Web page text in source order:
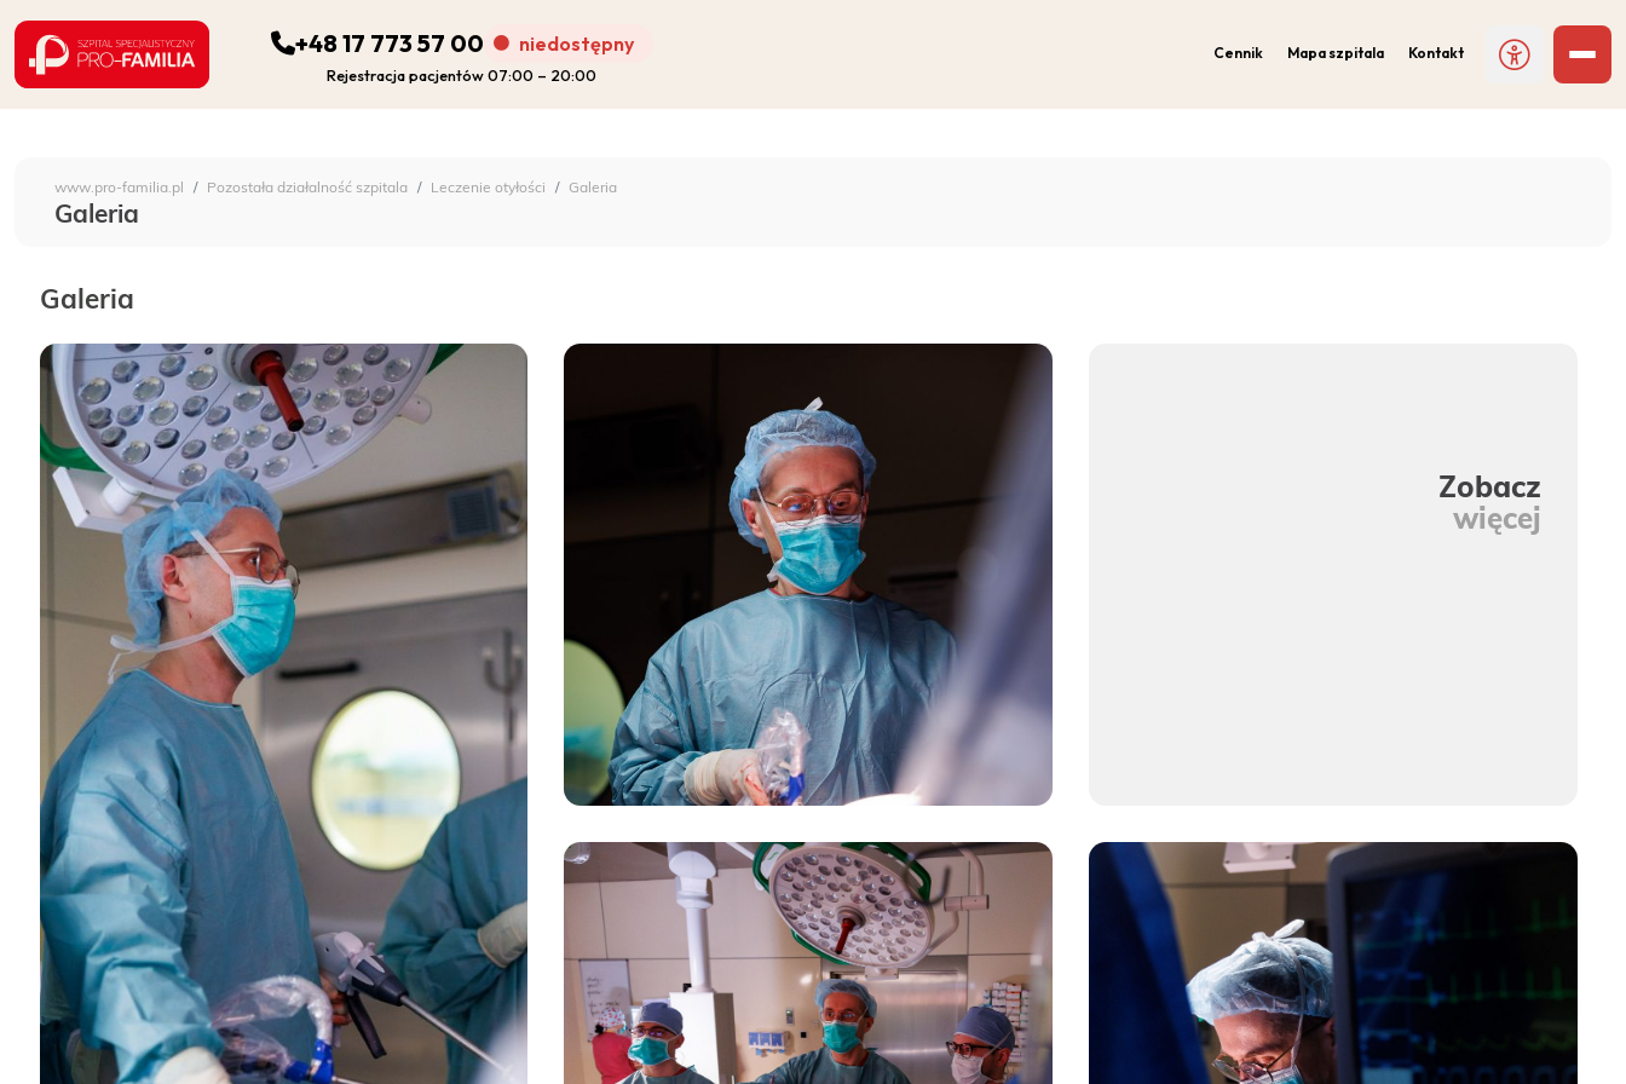
Szpital Specjalistyczny Pro-Familia
+48 17 773 57 00 niedostępny
Rejestracja pacjentów 07:00 – 20:00
Cennik Mapa szpitala Kontakt
PORADNIE
DIAGNOSTYKA
POZOSTAŁA DZIAŁALNOŚĆ SZPITALA
DLA PACJENTA
KONTAKT
ONKOLOGIA
STOMATOLOGIA
SZUKAJ
Bezpłatne badania laboratoryjne
przez cały okres trwania ciąży
www.pro-familia.pl Pozostała działalność szpitala Leczenie otyłości Galeria
Galeria
Galeria
Zobacz
więcej